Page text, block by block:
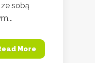
sobą
More